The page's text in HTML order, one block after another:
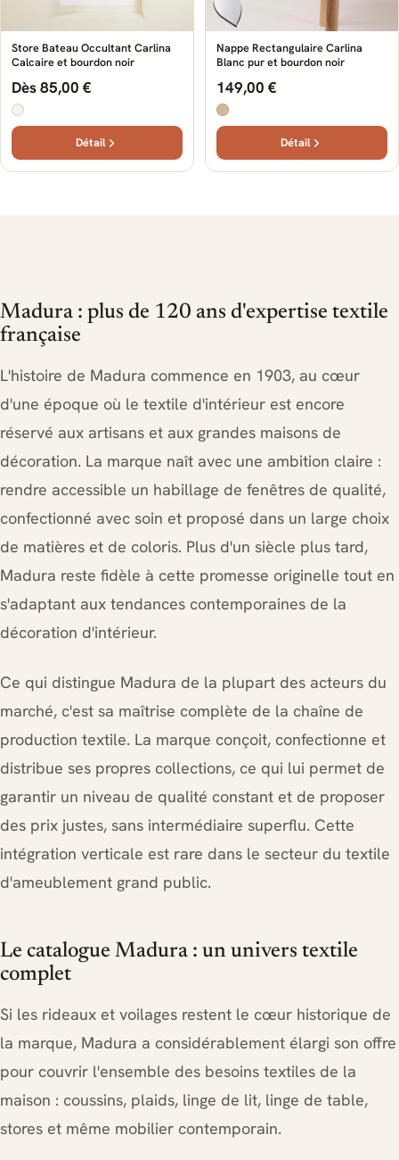
Store Bateau Occultant Carlina
Calcaire et bourdon noir
Dès 85,00 €
Détail
Nappe Rectangulaire Carlina
Blanc pur et bourdon noir
149,00 €
Détail
Madura : plus de 120 ans d'expertise textile
française
L'histoire de Madura commence en 1903, au cœur
d'une époque où le textile d'intérieur est encore
réservé aux artisans et aux grandes maisons de
décoration. La marque naît avec une ambition claire :
rendre accessible un habillage de fenêtres de qualité,
confectionné avec soin et proposé dans un large choix
de matières et de coloris. Plus d'un siècle plus tard,
Madura reste fidèle à cette promesse originelle tout en
s'adaptant aux tendances contemporaines de la
décoration d'intérieur.
Ce qui distingue Madura de la plupart des acteurs du
marché, c'est sa maîtrise complète de la chaîne de
production textile. La marque conçoit, confectionne et
distribue ses propres collections, ce qui lui permet de
garantir un niveau de qualité constant et de proposer
des prix justes, sans intermédiaire superflu. Cette
intégration verticale est rare dans le secteur du textile
d'ameublement grand public.
Le catalogue Madura : un univers textile
complet
Si les rideaux et voilages restent le cœur historique de
la marque, Madura a considérablement élargi son offre
pour couvrir l'ensemble des besoins textiles de la
maison : coussins, plaids, linge de lit, linge de table,
stores et même mobilier contemporain.